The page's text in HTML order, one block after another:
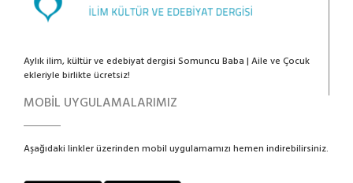
Aylık ilim, kültür ve edebiyat dergisi Somuncu Baba | Aile ve Çocuk
ekleriyle birlikte ücretsiz!
MOBİL UYGULAMALARIMIZ
Aşağıdaki linkler üzerinden mobil uygulamamızı hemen indirebilirsiniz.